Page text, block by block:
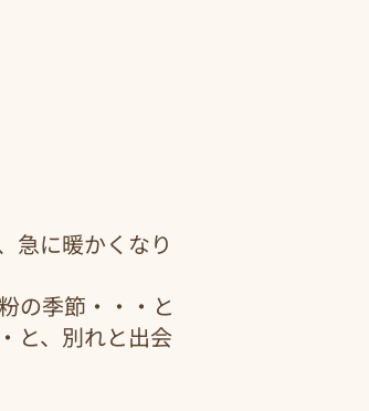
急に暖かくなり
の季節・・・と
と、別れと出会